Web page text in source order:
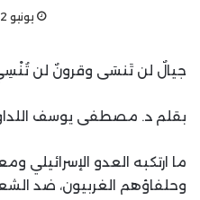
يونيو 12, 2024
جيالٌ لن تَنسَى وقرونٌ لن
بقلم د. مصطفى يوسف
ما ارتكبه العدو الإسرائيلي
وحلفاؤهم الغربيون، ضد